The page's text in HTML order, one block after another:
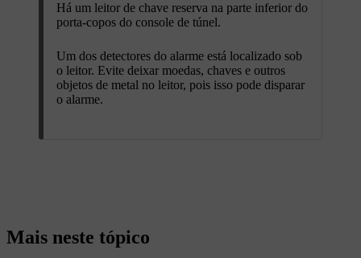
Há um leitor de chave reserva na parte inferior do
porta-copos do console de túnel.
Um dos detectores do alarme está localizado sob
o leitor. Evite deixar moedas, chaves e outros
objetos de metal no leitor, pois isso pode disparar
o alarme.
Mais neste tópico